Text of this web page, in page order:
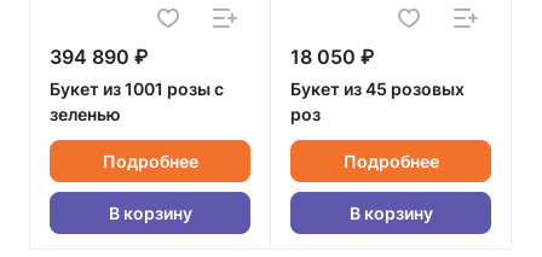
394 890 ₽
Букет из 1001 розы с
зеленью
Подробнее
В корзину
18 050 ₽
Букет из 45 розовых
роз
Подробнее
В корзину